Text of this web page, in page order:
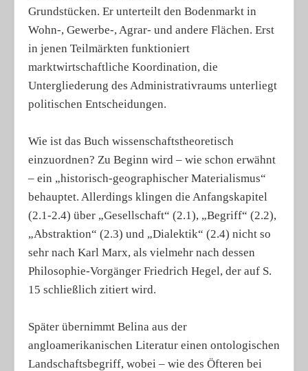
Grundstücken. Er unterteilt den Bodenmarkt in
Wohn-, Gewerbe-, Agrar- und andere Flächen. Erst
in jenen Teilmärkten funktioniert
marktwirtschaftliche Koordination, die
Untergliederung des Administrativraums unterliegt
politischen Entscheidungen.
Wie ist das Buch wissenschaftstheoretisch
einzuordnen? Zu Beginn wird – wie schon erwähnt
– ein „historisch-geographischer Materialismus“
behauptet. Allerdings klingen die Anfangskapitel
(2.1-2.4) über „Gesellschaft“ (2.1), „Begriff“ (2.2),
„Abstraktion“ (2.3) und „Dialektik“ (2.4) nicht so
sehr nach Karl Marx, als vielmehr nach dessen
Philosophie-Vorgänger Friedrich Hegel, der auf S.
15 schließlich zitiert wird.
Später übernimmt Belina aus der
angloamerikanischen Literatur einen ontologischen
Landschaftsbegriff, wobei – wie des Öfteren bei